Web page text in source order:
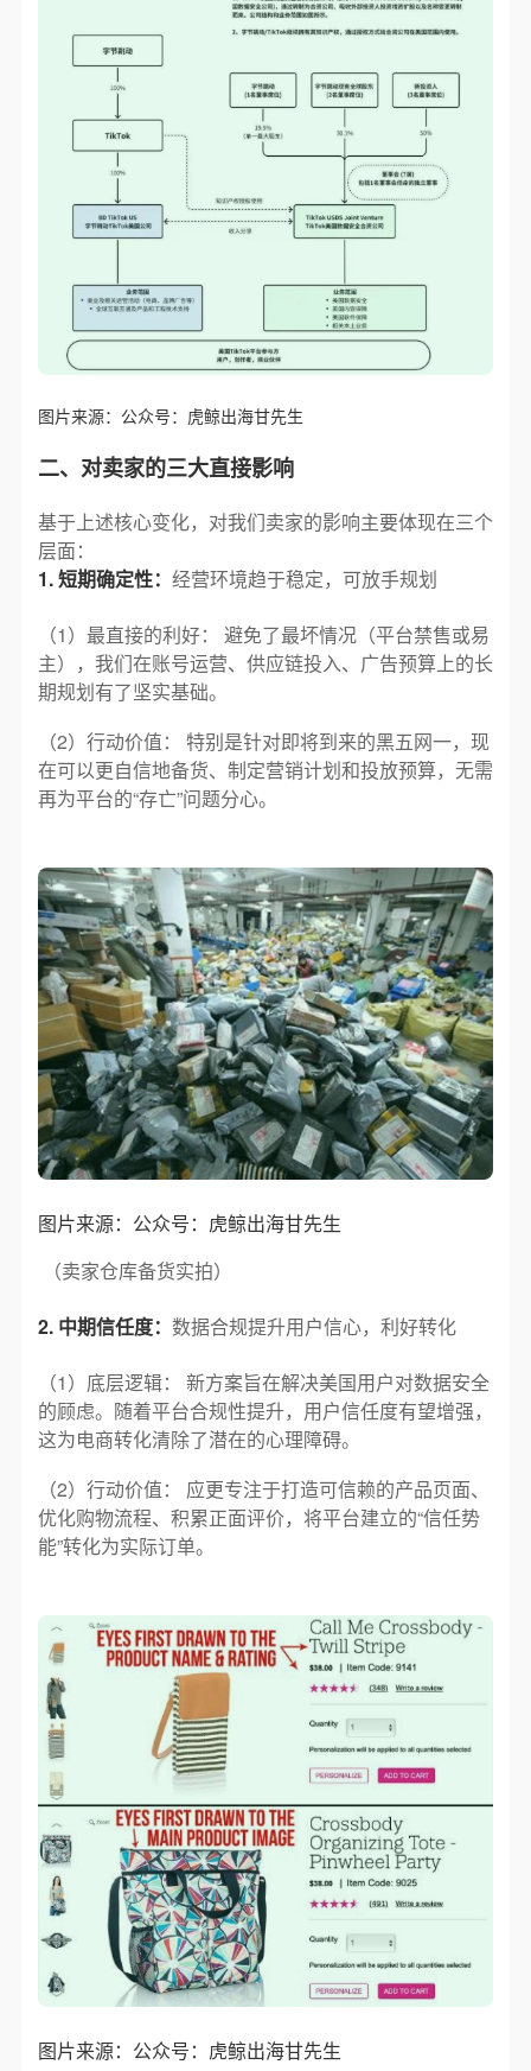
图片来源：公众号：虎鲸出海甘先生
二、对卖家的三大直接影响
基于上述核心变化，对我们卖家的影响主要体现在三个
层面：
1. 短期确定性： 经营环境趋于稳定，可放手规划
（1）最直接的利好： 避免了最坏情况（平台禁售或易
主），我们在账号运营、供应链投入、广告预算上的长
期规划有了坚实基础。
（2）行动价值： 特别是针对即将到来的黑五网一，现
在可以更自信地备货、制定营销计划和投放预算，无需
再为平台的“存亡”问题分心。
图片来源：公众号：虎鲸出海甘先生
（卖家仓库备货实拍）
2. 中期信任度： 数据合规提升用户信心，利好转化
（1）底层逻辑： 新方案旨在解决美国用户对数据安全
的顾虑。随着平台合规性提升，用户信任度有望增强，
这为电商转化清除了潜在的心理障碍。
（2）行动价值： 应更专注于打造可信赖的产品页面、
优化购物流程、积累正面评价，将平台建立的“信任势
能”转化为实际订单。
图片来源：公众号：虎鲸出海甘先生